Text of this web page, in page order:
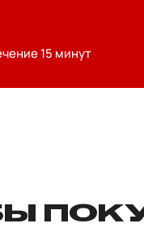
15 минут